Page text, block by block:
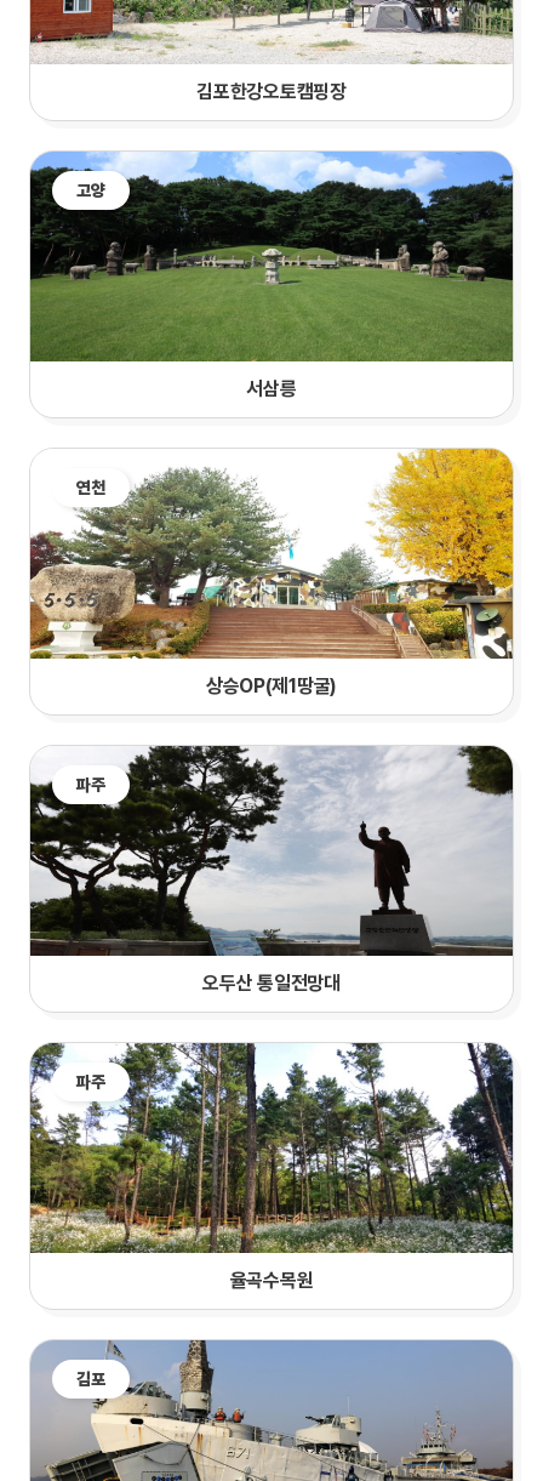
김포한강오토캠핑장
고양
서삼릉
연천
상승OP(제1땅굴)
파주
오두산 통일전망대
파주
율곡수목원
김포